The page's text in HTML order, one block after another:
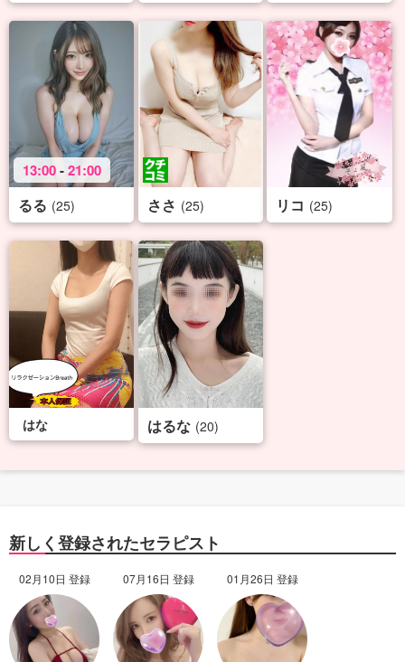
13:00-21:00
るる (25) ささ (25) リコ (25)
はな はるな (20)
新しく登録されたセラピスト
02月10日 登録 07月16日 登録 01月26日 登録